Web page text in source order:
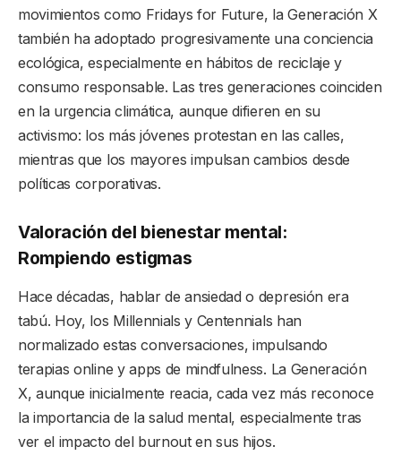
movimientos como Fridays for Future, la Generación X
también ha adoptado progresivamente una conciencia
ecológica, especialmente en hábitos de reciclaje y
consumo responsable. Las tres generaciones coinciden
en la urgencia climática, aunque difieren en su
activismo: los más jóvenes protestan en las calles,
mientras que los mayores impulsan cambios desde
políticas corporativas.
Valoración del bienestar mental:
Rompiendo estigmas
Hace décadas, hablar de ansiedad o depresión era
tabú. Hoy, los Millennials y Centennials han
normalizado estas conversaciones, impulsando
terapias online y apps de mindfulness. La Generación
X, aunque inicialmente reacia, cada vez más reconoce
la importancia de la salud mental, especialmente tras
ver el impacto del burnout en sus hijos.